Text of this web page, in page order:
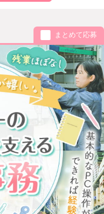
まとめて応募